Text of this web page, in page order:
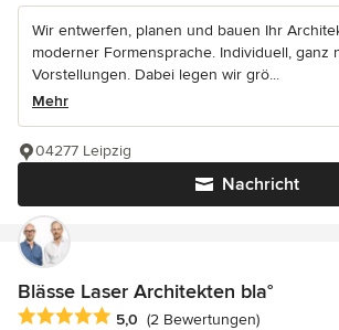
Wir entwerfen, planen und bauen Ihr
moderner Formensprache. Individuell, ganz
Vorstellungen. Dabei legen wir grö...
Mehr
Nachricht
04277 Leipzig
Blässe Laser Architekten bla°
Durchschnittliche Bewertung: 5 von 5
5,0 (2 Bewertungen)